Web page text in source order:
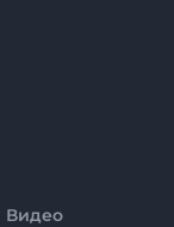
Видео